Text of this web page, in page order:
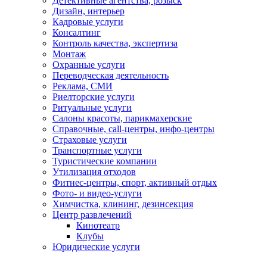
Дизайн, интерьер
Кадровые услуги
Консалтинг
Контроль качества, экспертиза
Монтаж
Охранные услуги
Переводческая деятельность
Реклама, СМИ
Риелторские услуги
Ритуальные услуги
Салоны красоты, парикмахерские
Справочные, call-центры, инфо-центры
Страховые услуги
Транспортные услуги
Туристические компании
Утилизация отходов
Фитнес-центры, спорт, активный отдых
Фото- и видео-услуги
Химчистка, клининг, дезинсекция
Центр развлечений
Кинотеатр
Клубы
Юридические услуги